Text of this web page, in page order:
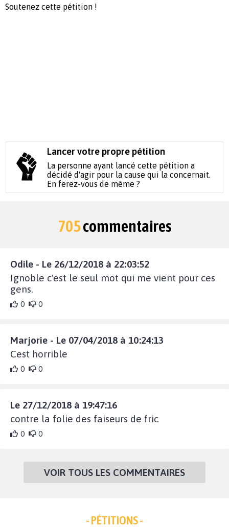
Soutenez cette pétition !
Lancer votre propre pétition
La personne ayant lancé cette pétition a
décidé d'agir pour la cause qui la concernait.
En ferez-vous de même ?
705commentaires
Odile - Le 26/12/2018 à 22:03:52
Ignoble c'est le seul mot qui me vient pour ces
gens.
0 0
Marjorie - Le 07/04/2018 à 10:24:13
Cest horrible
0 0
Le 27/12/2018 à 19:47:16
contre la folie des faiseurs de fric
0 0
VOIR TOUS LES COMMENTAIRES
- PÉTITIONS -